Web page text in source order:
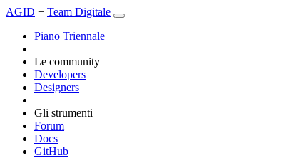
AGID + Team Digitale
Piano Triennale
Le community
Developers
Designers
Gli strumenti
Forum
Docs
GitHub